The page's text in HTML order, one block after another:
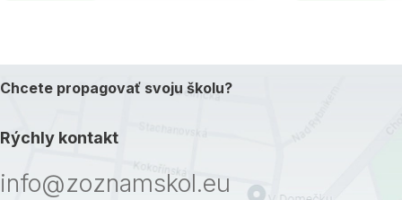
Chcete propagovať svoju školu?
Rýchly kontakt
info@zoznamskol.eu